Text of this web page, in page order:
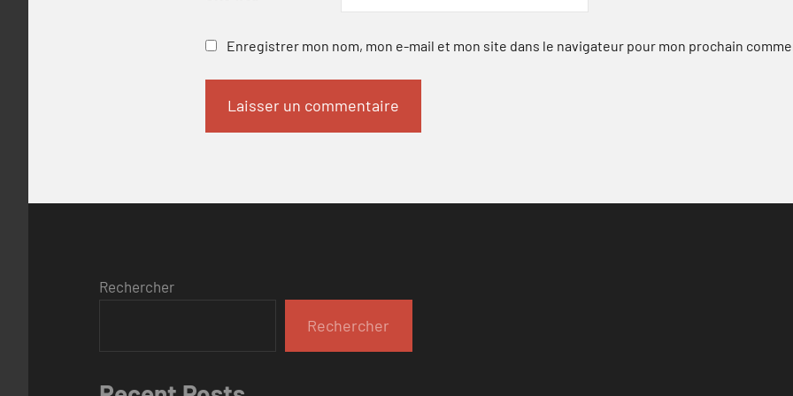
Enregistrer mon nom, mon e-mail et mon site dans le navigateur pour mon prochain
Rechercher
Rechercher